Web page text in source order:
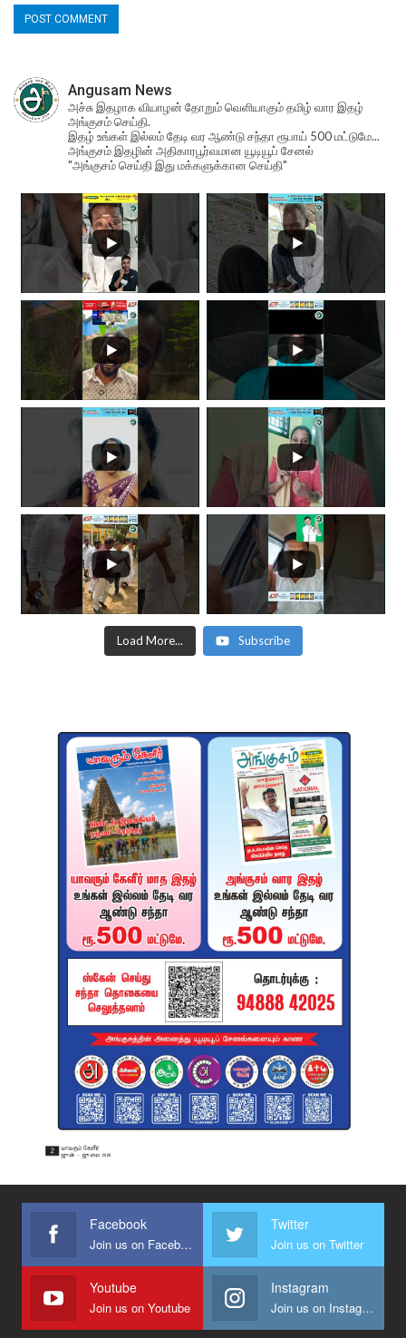
Angusam News
அச்சு இதழாக வியாழன் தோறும் வெளியாகும் தமிழ் வார இதழ்
அங்குசம் செய்தி.
இதழ் உங்கள் இல்லம் தேடி வர ஆண்டு சந்தா ரூபாய் 500 மட்டுமே...
அங்குசம் இதழின் அதிகாரபூர்வமான யூடியூப் சேனல்
"அங்குசம் செய்தி இது மக்களுக்கான செய்தி"
Load More... Subscribe
Facebook
Join us on Facebook
Twitter
Join us on Twitter
Youtube
Join us on Youtube
Instagram
Join us on Instagram